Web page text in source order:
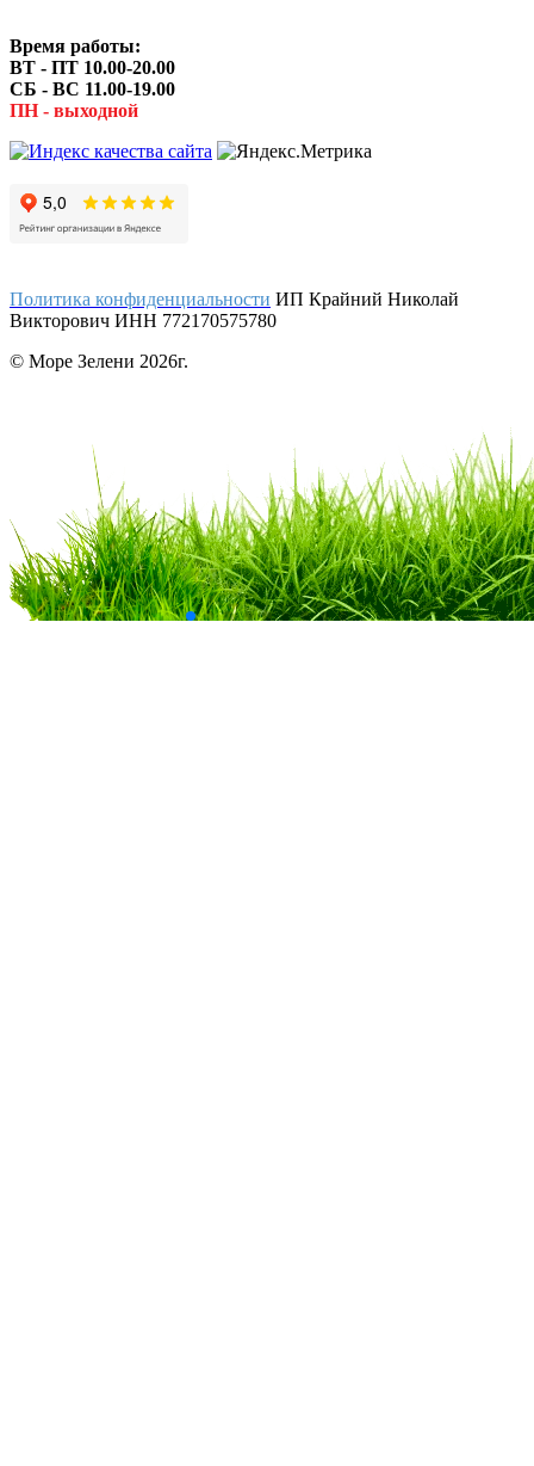
Время работы:
ВТ - ПТ 10.00-20.00
СБ - ВС 11.00-19.00
ПН - выходной
Политика конфиденциальности ИП Крайний Николай
Викторович ИНН 772170575780
© Море Зелени 2026г.